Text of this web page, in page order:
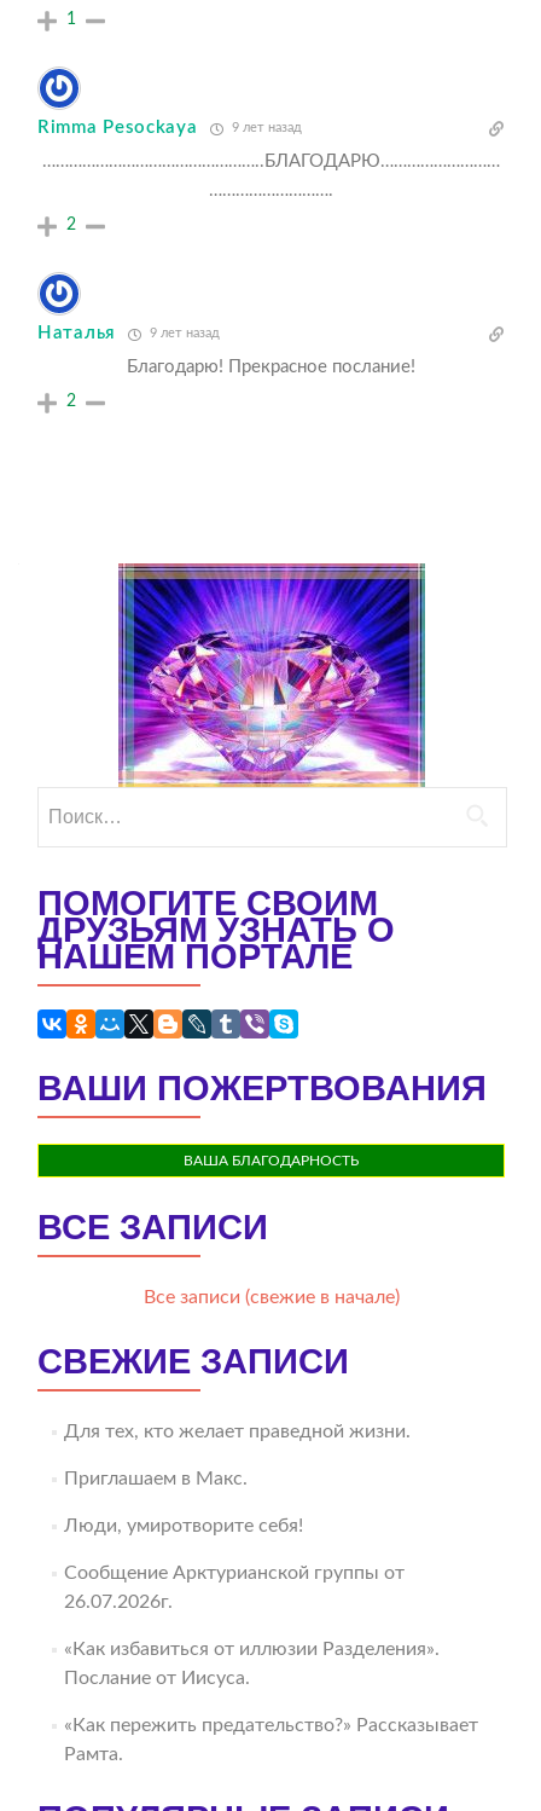
1
Rimma Pesockaya 9 лет назад
…………………………………………..БЛАГОДАРЮ………………………
……………………….
2
Наталья 9 лет назад
Благодарю! Прекрасное послание!
2
ПОМОГИТЕ СВОИМ
ДРУЗЬЯМ УЗНАТЬ О
НАШЕМ ПОРТАЛЕ
ВАШИ ПОЖЕРТВОВАНИЯ
ВАША БЛАГОДАРНОСТЬ
ВСЕ ЗАПИСИ
Все записи (свежие в начале)
СВЕЖИЕ ЗАПИСИ
Для тех, кто желает праведной жизни.
Приглашаем в Макс.
Люди, умиротворите себя!
Сообщение Арктурианской группы от
26.07.2026г.
«Как избавиться от иллюзии Разделения».
Послание от Иисуса.
«Как пережить предательство?» Рассказывает
Рамта.